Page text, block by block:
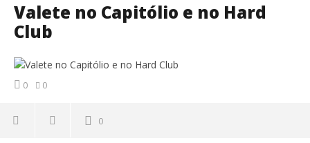
Valete no Capitólio e no Hard
Club
0 0
0